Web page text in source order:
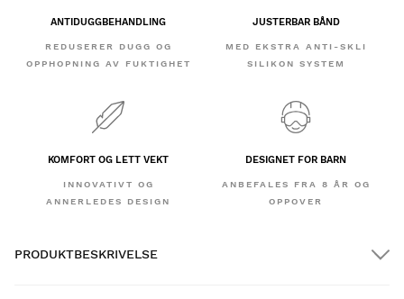
ANTIDUGGBEHANDLING
REDUSERER DUGG OG
OPPHOPNING AV FUKTIGHET
JUSTERBAR BÅND
MED EKSTRA ANTI-SKLI
SILIKON SYSTEM
KOMFORT OG LETT VEKT
INNOVATIVT OG
ANNERLEDES DESIGN
DESIGNET FOR BARN
ANBEFALES FRA 8 ÅR OG
OPPOVER
PRODUKTBESKRIVELSE